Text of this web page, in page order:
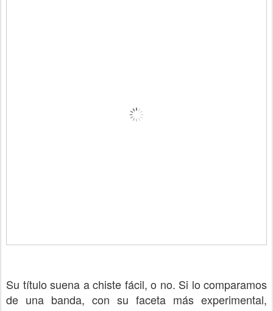
Su título suena a chiste fácil, o no. Si lo comparamos
de una banda, con su faceta más experimental,